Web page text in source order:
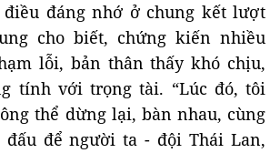
đáng nhớ ở chung kết lượt
cho biết, chứng kiến nhiều
lỗi, bản thân thấy khó chịu,
tính với trọng tài. “Lúc đó, tôi
thể dừng lại, bàn nhau, cùng
đấu để người ta - đội Thái Lan,